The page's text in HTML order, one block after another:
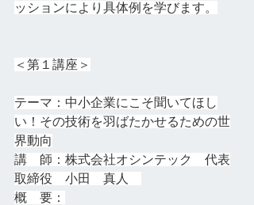
ッションにより具体例を学びます。
＜第１講座＞
テーマ：中小企業にこそ聞いてほし
い！その技術を羽ばたかせるための世
界動向
講　師：株式会社オシンテック　代表
取締役　小田　真人
概　要：